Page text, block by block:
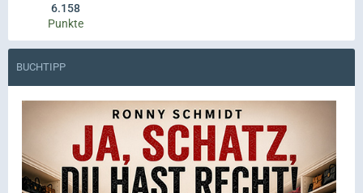
Punkte
6.158
BUCHTIPP